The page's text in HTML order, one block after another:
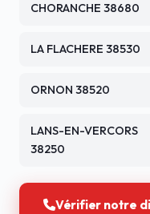
CHORANCHE 38680
LA FLACHERE 38530
ORNON 38520
LANS-EN-VERCORS
38250
Vérifier notre